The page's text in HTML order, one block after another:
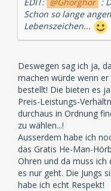
Schon so lange
Lebenszeichen...
Deswegen sag ich ja,
machen würde wenn
bestellt! Die bieten es
Preis-Leistungs-
durchaus in Ordnung
zu wählen...!
Ausserdem habe ich
das Gratis He-Man-
Ohren und da muss
es nur geht. Die Jungs
habe ich echt Respekt!